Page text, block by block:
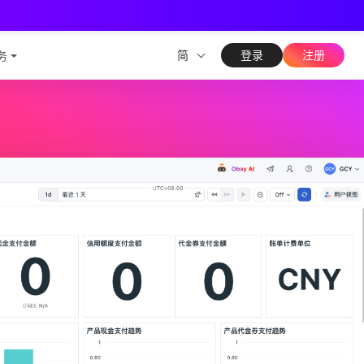
简 登录 注册